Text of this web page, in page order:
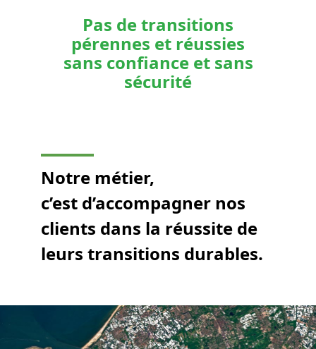
Pas de transitions
pérennes et réussies
sans confiance et sans
sécurité
Notre métier,
c’est d’accompagner nos
clients dans la réussite de
leurs transitions durables.